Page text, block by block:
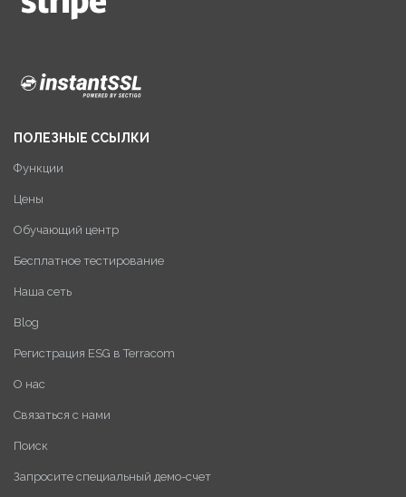
ПОЛЕЗНЫЕ ССЫЛКИ
Функции
Цены
Обучающий центр
Бесплатное тестирование
Наша сеть
Blog
Регистрация ESG в Terracom
О нас
Связаться с нами
Поиск
Запросите специальный демо-счет